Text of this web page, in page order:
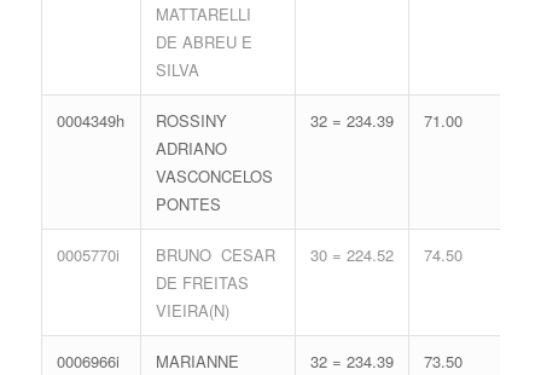
MATTARELLI
DE ABREU E
SILVA
0004349h
ROSSINY
ADRIANO
VASCONCELOS
PONTES
32 = 234.39 71.00
0005770i
BRUNO CESAR
DE FREITAS
VIEIRA(N)
30 = 224.52 74.50
0006966i
MARIANNE
32 = 234.39 73.50